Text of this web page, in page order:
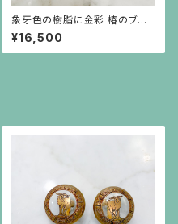
象牙色の樹脂に金彩 椿のブロ
ーチ
¥16,500